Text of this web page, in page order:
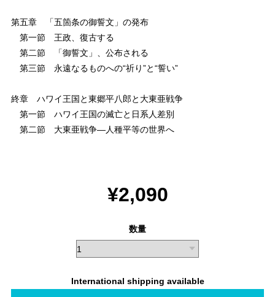
第五章 「五箇条の御誓文」の発布
第一節 王政、復古する
第二節 「御誓文」、公布される
第三節 永遠なるものへの“祈り”と“誓い”
終章 ハワイ王国と東郷平八郎と大東亜戦争
第一節 ハワイ王国の滅亡と日系人差別
第二節 大東亜戦争―人種平等の世界へ
¥2,090
数量
International shipping available